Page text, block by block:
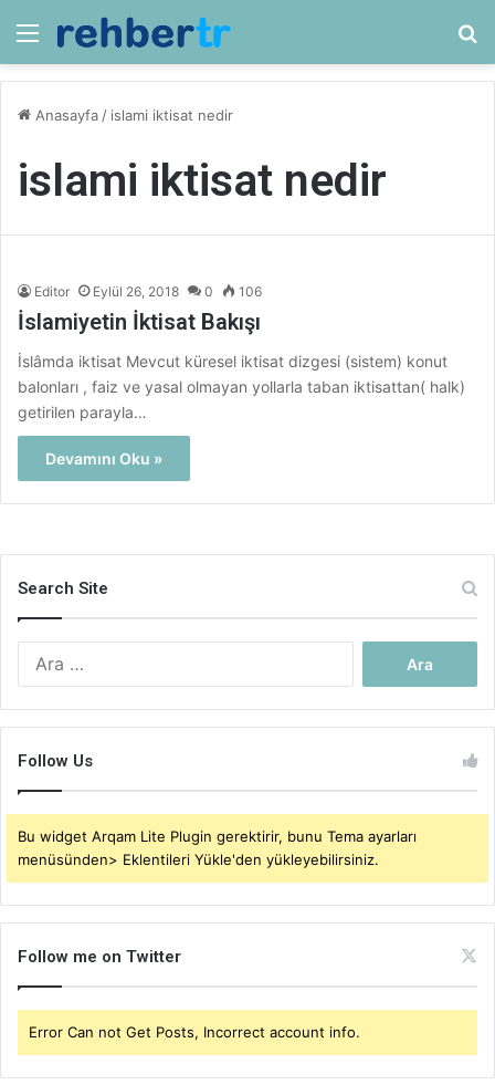
Menü
Anasayfa / islami iktisat nedir
islami iktisat nedir
Editor Eylül 26, 2018 0 106
İslamiyetin İktisat Bakışı
İslâmda iktisat Mevcut küresel iktisat dizgesi (sistem) konut
balonları , faiz ve yasal olmayan yollarla taban iktisattan( halk)
getirilen parayla…
Devamını Oku »
Search Site
Follow Us
Bu widget Arqam Lite Plugin gerektirir, bunu Tema ayarları
menüsünden> Eklentileri Yükle'den yükleyebilirsiniz.
Follow me on Twitter
Error Can not Get Posts, Incorrect account info.